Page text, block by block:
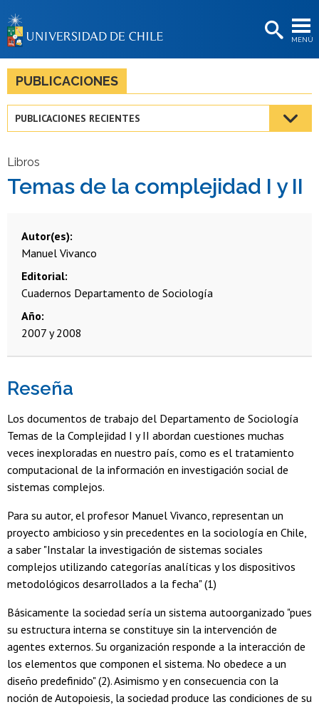
MENÚ
BIBLIOTECAS
LA UNIVERSIDAD
Estudiantes
Funcionarias/os
PUBLICACIONES
PUBLICACIONES RECIENTES
Libros
Temas de la complejidad I y II
Autor(es)
Manuel Vivanco
Editorial
Cuadernos Departamento de Sociología
Año
2007 y 2008
Reseña
Los documentos de trabajo del Departamento de Sociología
Temas de la Complejidad I y II abordan cuestiones muchas
veces inexploradas en nuestro país, como es el tratamiento
computacional de la información en investigación social de
sistemas complejos.
Para su autor, el profesor Manuel Vivanco, representan un
proyecto ambicioso y sin precedentes en la sociología en Chile,
a saber "Instalar la investigación de sistemas sociales
complejos utilizando categorías analíticas y los dispositivos
metodológicos desarrollados a la fecha" (1)
Básicamente la sociedad sería un sistema autoorganizado "pues
su estructura interna se constituye sin la intervención de
agentes externos. Su organización responde a la interacción de
los elementos que componen el sistema. No obedece a un
diseño predefinido" (2). Asimismo y en consecuencia con la
noción de Autopoiesis, la sociedad produce las condiciones de su